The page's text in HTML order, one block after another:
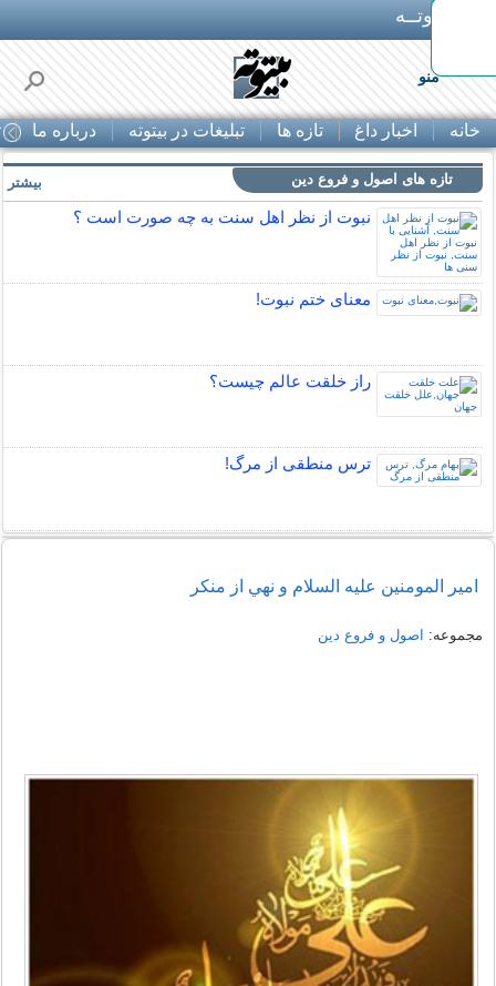
بـیتوتــه
منو
خانه اخبار داغ تازه ها تبلیغات در بیتوته درباره ما
تازه های اصول و فروع دین
نبوت از نظر اهل سنت به چه صورت است ؟
معنای ختم نبوت!
راز خلقت عالم چيست؟
ترس منطقی از مرگ!
بیشتر
امیر المومنین عليه السلام و نهي از منکر
مجموعه: اصول و فروع دین